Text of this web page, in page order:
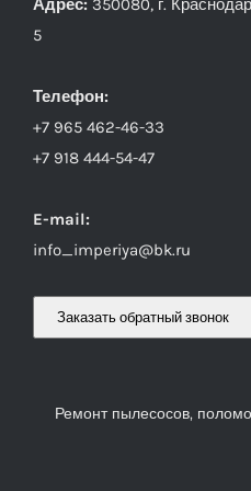
Адрес: 350080, г.
5
Телефон:
+7 965 462-46-33
+7 918 444-54-47
E-mail:
info_imperiya@bk.ru
Заказать обратный звонок
Ремонт пылесосов,